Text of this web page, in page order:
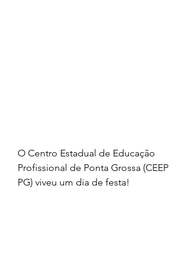
O Centro Estadual de Educação
Profissional de Ponta Grossa (CEEP
PG) viveu um dia de festa!